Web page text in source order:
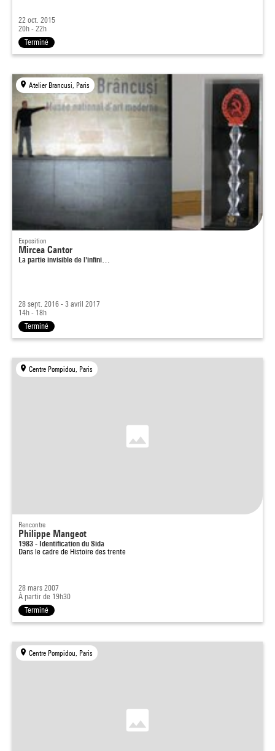
22 oct. 2015
20h - 22h
Terminé
Atelier Brancusi, Paris
Exposition
Mircea Cantor
La partie invisible de l'infini…
28 sept. 2016 - 3 avril 2017
14h - 18h
Terminé
Centre Pompidou, Paris
Rencontre
Philippe Mangeot
1983 - Identification du Sida
Dans le cadre de Histoire des trente
28 mars 2007
À partir de 19h30
Terminé
Centre Pompidou, Paris